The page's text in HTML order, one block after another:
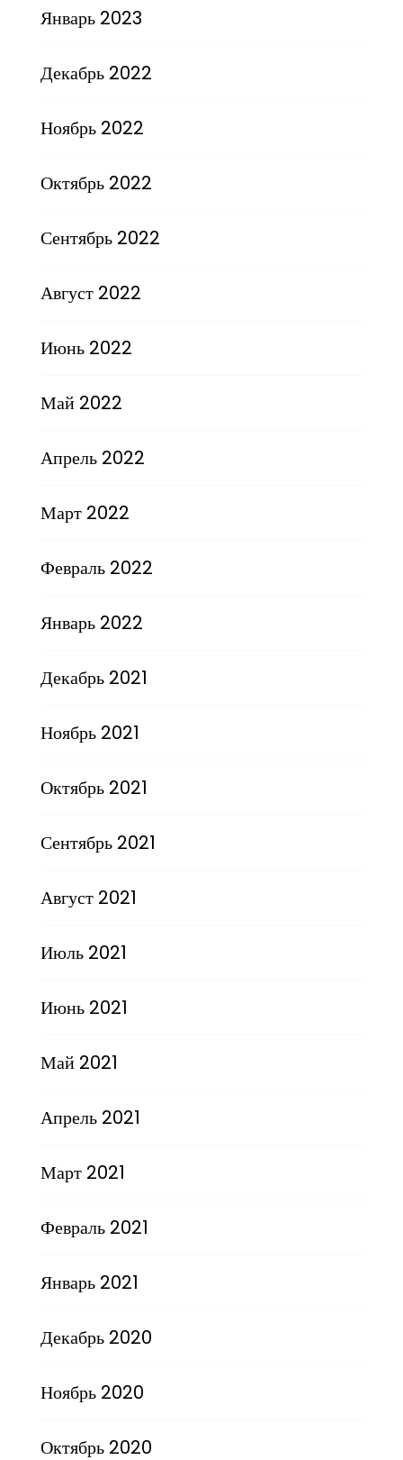
Январь 2023
Декабрь 2022
Ноябрь 2022
Октябрь 2022
Сентябрь 2022
Август 2022
Июнь 2022
Май 2022
Апрель 2022
Март 2022
Февраль 2022
Январь 2022
Декабрь 2021
Ноябрь 2021
Октябрь 2021
Сентябрь 2021
Август 2021
Июль 2021
Июнь 2021
Май 2021
Апрель 2021
Март 2021
Февраль 2021
Январь 2021
Декабрь 2020
Ноябрь 2020
Октябрь 2020